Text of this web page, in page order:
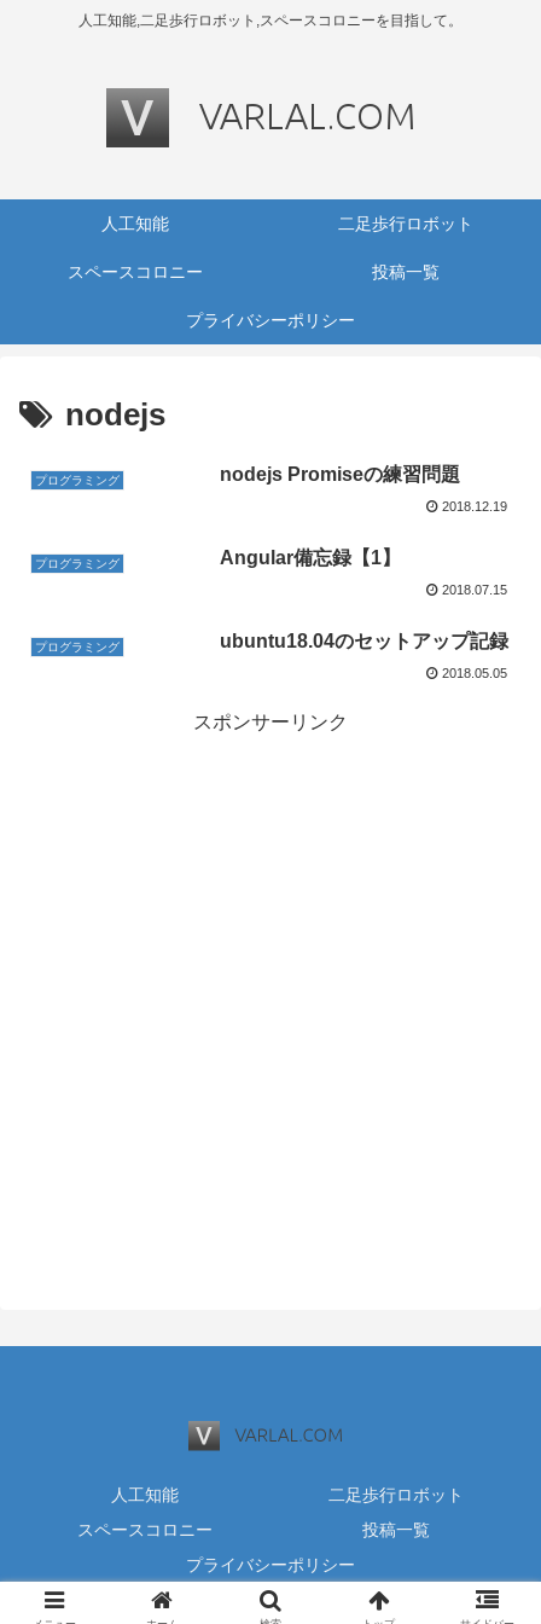
人工知能,二足歩行ロボット,スペースコロニーを目指して。
人工知能 二足歩行ロボット
スペースコロニー 投稿一覧
プライバシーポリシー
nodejs
プログラミング nodejs Promiseの練習問題
2018.12.19
プログラミング Angular備忘録【1】
2018.07.15
プログラミング ubuntu18.04のセットアップ記録
2018.05.05
スポンサーリンク
人工知能
二足歩行ロボット
スペースコロニー
投稿一覧
プライバシーポリシー
© 2000 varlal.com.